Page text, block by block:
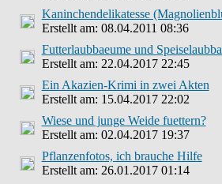
Kaninchendelikatesse
Erstellt am: 08.04.2011 08:36
Futterlaubbaeume und
Erstellt am: 22.04.2017 22:45
Ein Akazien-Krimi in zwei Akten
Erstellt am: 15.04.2017 22:02
Wiese und junge Weide fuettern?
Erstellt am: 02.04.2017 19:37
Pflanzenfotos, ich brauche Hilfe
Erstellt am: 26.01.2017 01:14